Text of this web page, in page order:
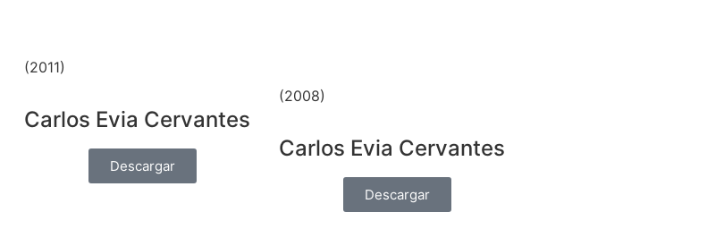
(2011)
Carlos Evia Cervantes
Descargar
(2008)
Carlos Evia Cervantes
Descargar